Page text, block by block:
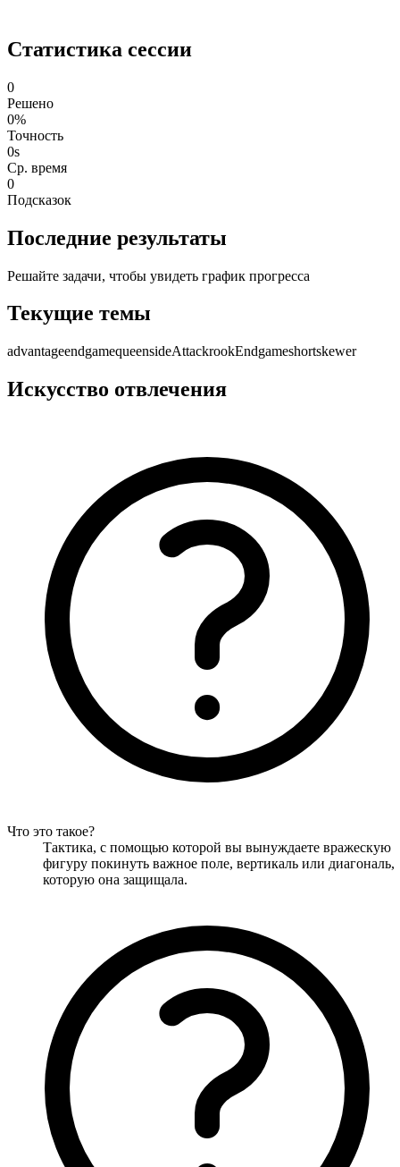
Статистика сессии
0
Решено
0%
Точность
0s
Ср. время
0
Подсказок
Последние результаты
Решайте задачи, чтобы увидеть график прогресса
Текущие темы
advantageendgamequeensideAttackrookEndgameshortskewer
Искусство отвлечения
Что это такое?
Тактика, с помощью которой вы вынуждаете вражескую
фигуру покинуть важное поле, вертикаль или диагональ,
которую она защищала.